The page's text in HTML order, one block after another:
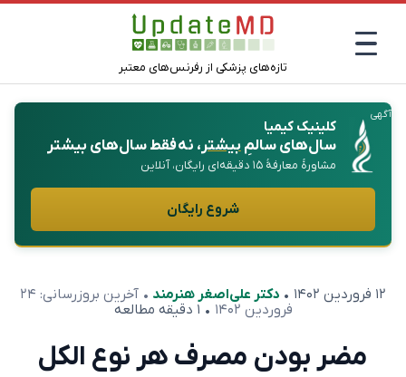
تازه‌های پزشکی از رفرنس‌های معتبر
آگهی
کلینیک کیمیا
سال‌های سالمِبیشتر، نه فقط سال‌های بیشتر
مشاورهٔ معارفهٔ ۱۵ دقیقه‌ای رایگان، آنلاین
شروع رایگان
۱۲ فروردین ۱۴۰۲ • دکتر علی‌اصغر هنرمند • آخرین بروزرسانی: ۲۴
فروردین ۱۴۰۲
• ۱ دقیقه مطالعه
مضر بودن مصرف هر نوع الکل